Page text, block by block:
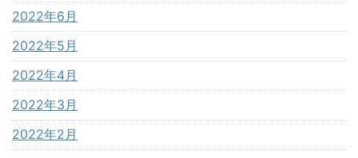
2022年6月
2022年5月
2022年4月
2022年3月
2022年2月